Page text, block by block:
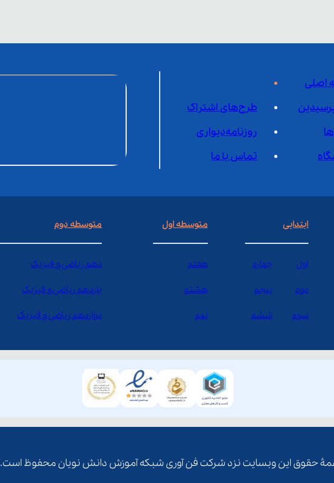
اصلی
طرح‌های اشتراک
روزنامه‌دیواری
تماس با ما
ابتدایی
اول چهارم
دوم پنجم
سوم ششم
متوسطه اول
هفتم
هشتم
نهم
متوسطه دوم
دهم ریاضی و فیزیک
یازدهم ریاضی و فیزیک
دوازدهم ریاضی و فیزیک
حقوق این وبسایت نزد شرکت فن آوری شبکه آموزش دانش نویان محفوظ است.